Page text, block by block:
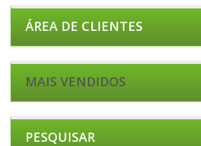
ÁREA DE CLIENTES
MAIS VENDIDOS
PESQUISAR